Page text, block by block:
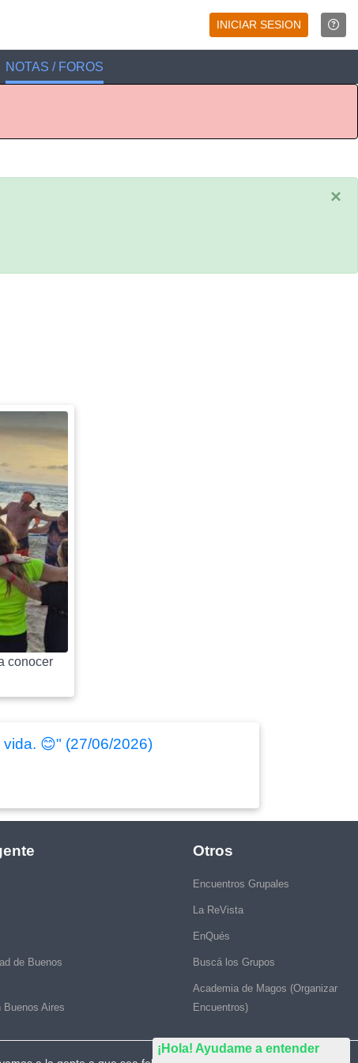
INICIAR SESION
NOTAS / FOROS
¡Hola! Ayudame a entender
×
conocer
😊" (27/06/2026)
de Buenos
Buenos Aires
Otros
Encuentros Grupales
La ReVista
EnQués
Buscá los Grupos
Academia de Magos (Organizar
Encuentros)